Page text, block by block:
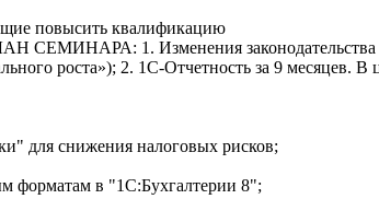
повысить квалификацию
СЕМИНАРА: 1. Изменения законодательства
роста»); 2. 1С-Отчетность за 9 месяцев.
для снижения налоговых рисков;
форматам в "1С:Бухгалтерии 8";